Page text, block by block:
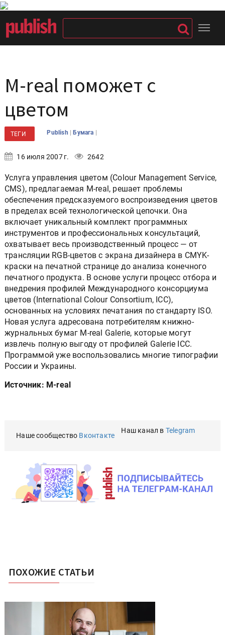
M-real поможет с
цветом
ТЕГИ Publish |Бумага |
16 июля 2007 г. 2642
Услуга управления цветом (Colour Management Service,
CMS), предлагаемая M-real, решает проблемы
обеспечения предсказуемого воспроизведения цветов
в пределах всей технологической цепочки. Она
включает уникальный комплект программных
инструментов и профессиональных консультаций,
охватывает весь производственный процесс — от
трансляции RGB-цветов с экрана дизайнера в CMYK-
краски на печатной странице до анализа конечного
печатного продукта. В основе услуги процесс отбора и
внедрения профилей Международного консорциума
цветов (International Colour Consortium, ICC),
основанных на условиях печатания по стандарту ISO.
Новая услуга адресована потребителям книжно-
журнальных бумаг M-real Galerie, которые могут
извлечь полную выгоду от профилей Galerie ICC.
Программой уже воспользовались многие типографии
России и Украины.
Источник: M-real
Наше сообщество Вконтакте
Наш канал в Telegram
ПОХОЖИЕ СТАТЬИ